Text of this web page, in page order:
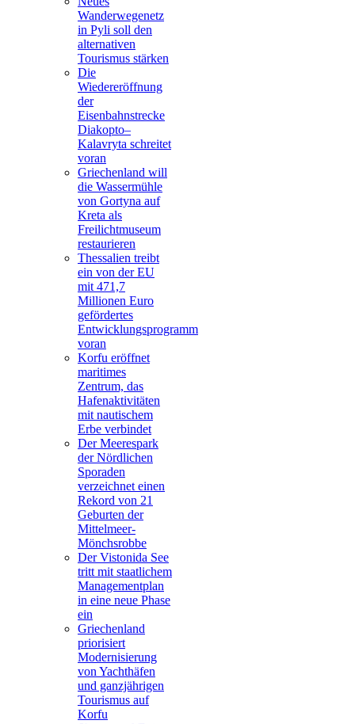
Wanderwegenetz
in Pyli soll den
alternativen
Tourismus stärken
Die
Wiedereröffnung
der
Eisenbahnstrecke
Diakopto–
Kalavryta schreitet
voran
Griechenland will
die Wassermühle
von Gortyna auf
Kreta als
Freilichtmuseum
restaurieren
Thessalien treibt
ein von der EU
mit 471,7
Millionen Euro
gefördertes
Entwicklungsprogramm
voran
Korfu eröffnet
maritimes
Zentrum, das
Hafenaktivitäten
mit nautischem
Erbe verbindet
Der Meerespark
der Nördlichen
Sporaden
verzeichnet einen
Rekord von 21
Geburten der
Mittelmeer-
Mönchsrobbe
Der Vistonida See
tritt mit staatlichem
Managementplan
in eine neue Phase
ein
Griechenland
priorisiert
Modernisierung
von Yachthäfen
und ganzjährigen
Tourismus auf
Korfu